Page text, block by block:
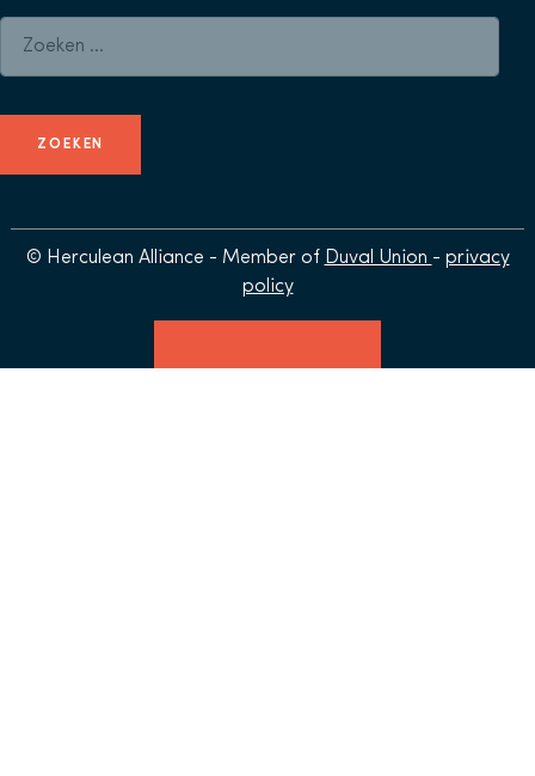
© Herculean Alliance - Member of Duval Union - privacy
policy